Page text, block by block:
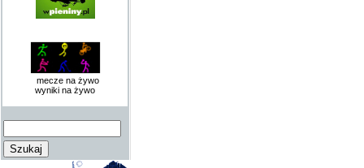
mecze na żywo
wyniki na żywo